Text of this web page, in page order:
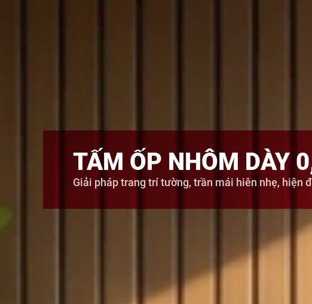
TẤM ỐP NHÔM DÀY
Giải pháp trang trí tường, trần mái hiên nhẹ, hiện